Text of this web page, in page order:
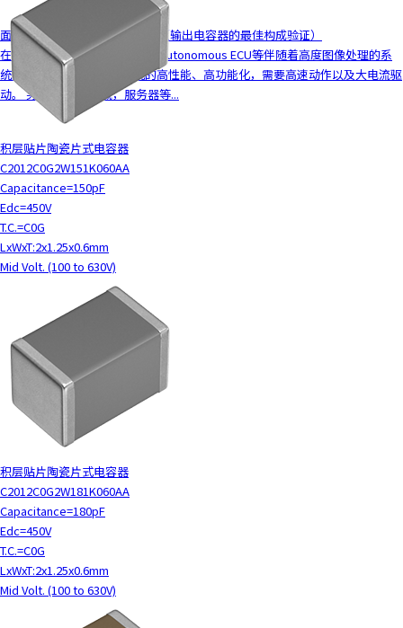
a
c
t
w
h
t
h
e
c
o
n
面向电源电路的MLCC解决方案（输出电容器的最佳构成验证）
在车载领域，车载ADAS ECU、Autonomous ECU等伴随着高度图像处理的系
统的CPU、FPGA等随着系统的高性能、高功能化，需要高速动作以及大电流驱
动。 另外，在ICT领域，服务器等...
积层贴片陶瓷片式电容器
C2012C0G2W151K060AA
Capacitance=150pF
Edc=450V
T.C.=C0G
LxWxT:2x1.25x0.6mm
Mid Volt. (100 to 630V)
积层贴片陶瓷片式电容器
C2012C0G2W181K060AA
Capacitance=180pF
Edc=450V
T.C.=C0G
LxWxT:2x1.25x0.6mm
Mid Volt. (100 to 630V)